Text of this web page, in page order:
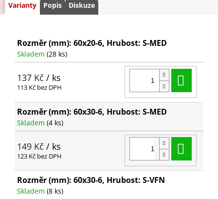
Varianty Popis Diskuze
Rozměr (mm): 60x20-6, Hrubost: S-MED
Skladem (28 ks)
137 Kč / ks
113 Kč bez DPH
Rozměr (mm): 60x30-6, Hrubost: S-MED
Skladem (4 ks)
149 Kč / ks
123 Kč bez DPH
Rozměr (mm): 60x30-6, Hrubost: S-VFN
Skladem (8 ks)